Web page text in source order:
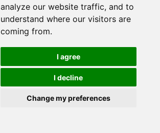
analyze our website traffic, and to
understand where our visitors are
coming from.
I agree
I decline
Change my preferences